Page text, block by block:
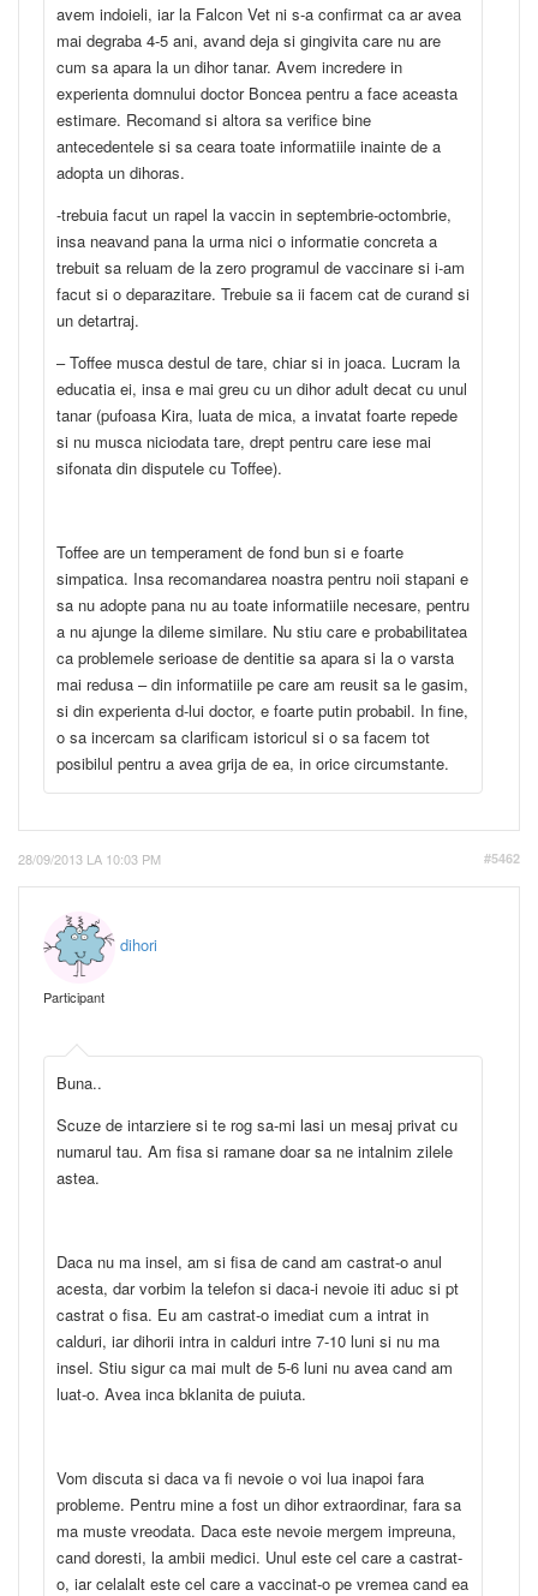
avem indoieli, iar la Falcon Vet ni s-a confirmat ca ar avea
mai degraba 4-5 ani, avand deja si gingivita care nu are
cum sa apara la un dihor tanar. Avem incredere in
experienta domnului doctor Boncea pentru a face aceasta
estimare. Recomand si altora sa verifice bine
antecedentele si sa ceara toate informatiile inainte de a
adopta un dihoras.
-trebuia facut un rapel la vaccin in septembrie-octombrie,
insa neavand pana la urma nici o informatie concreta a
trebuit sa reluam de la zero programul de vaccinare si i-am
facut si o deparazitare. Trebuie sa ii facem cat de curand si
un detartraj.
– Toffee musca destul de tare, chiar si in joaca. Lucram la
educatia ei, insa e mai greu cu un dihor adult decat cu unul
tanar (pufoasa Kira, luata de mica, a invatat foarte repede
si nu musca niciodata tare, drept pentru care iese mai
sifonata din disputele cu Toffee).
Toffee are un temperament de fond bun si e foarte
simpatica. Insa recomandarea noastra pentru noii stapani e
sa nu adopte pana nu au toate informatiile necesare, pentru
a nu ajunge la dileme similare. Nu stiu care e probabilitatea
ca problemele serioase de dentitie sa apara si la o varsta
mai redusa – din informatiile pe care am reusit sa le gasim,
si din experienta d-lui doctor, e foarte putin probabil. In fine,
o sa incercam sa clarificam istoricul si o sa facem tot
posibilul pentru a avea grija de ea, in orice circumstante.
28/09/2013 LA 10:03 PM #5462
dihori
Participant
Buna..
Scuze de intarziere si te rog sa-mi lasi un mesaj privat cu
numarul tau. Am fisa si ramane doar sa ne intalnim zilele
astea.
Daca nu ma insel, am si fisa de cand am castrat-o anul
acesta, dar vorbim la telefon si daca-i nevoie iti aduc si pt
castrat o fisa. Eu am castrat-o imediat cum a intrat in
calduri, iar dihorii intra in calduri intre 7-10 luni si nu ma
insel. Stiu sigur ca mai mult de 5-6 luni nu avea cand am
luat-o. Avea inca bklanita de puiuta.
Vom discuta si daca va fi nevoie o voi lua inapoi fara
probleme. Pentru mine a fost un dihor extraordinar, fara sa
ma muste vreodata. Daca este nevoie mergem impreuna,
cand doresti, la ambii medici. Unul este cel care a castrat-
o, iar celalalt este cel care a vaccinat-o pe vremea cand ea